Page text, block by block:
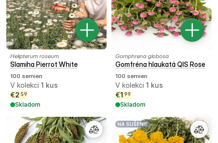
Helipterum roseum
Slamiha Pierrot White
100 semien
V kolekci 1 kus
€2 59
Skladom
Gomphrena globosa
Gomfréna hlaukatá QIS Rose
100 semien
V kolekci 1 kus
€1 99
Skladom
NA SUŠENIE